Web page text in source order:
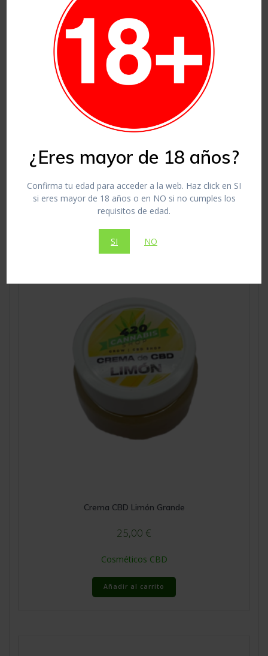
¿Eres mayor de 18 años?
Confirma tu edad para acceder a la web. Haz click en SI
si eres mayor de 18 años o en NO si no cumples los
requisitos de edad.
SI NO
Crema CBD Lavanda
Añadir al carrito
Crema CBD Limón Grande
25,00 €
Cosméticos CBD
Añadir al carrito